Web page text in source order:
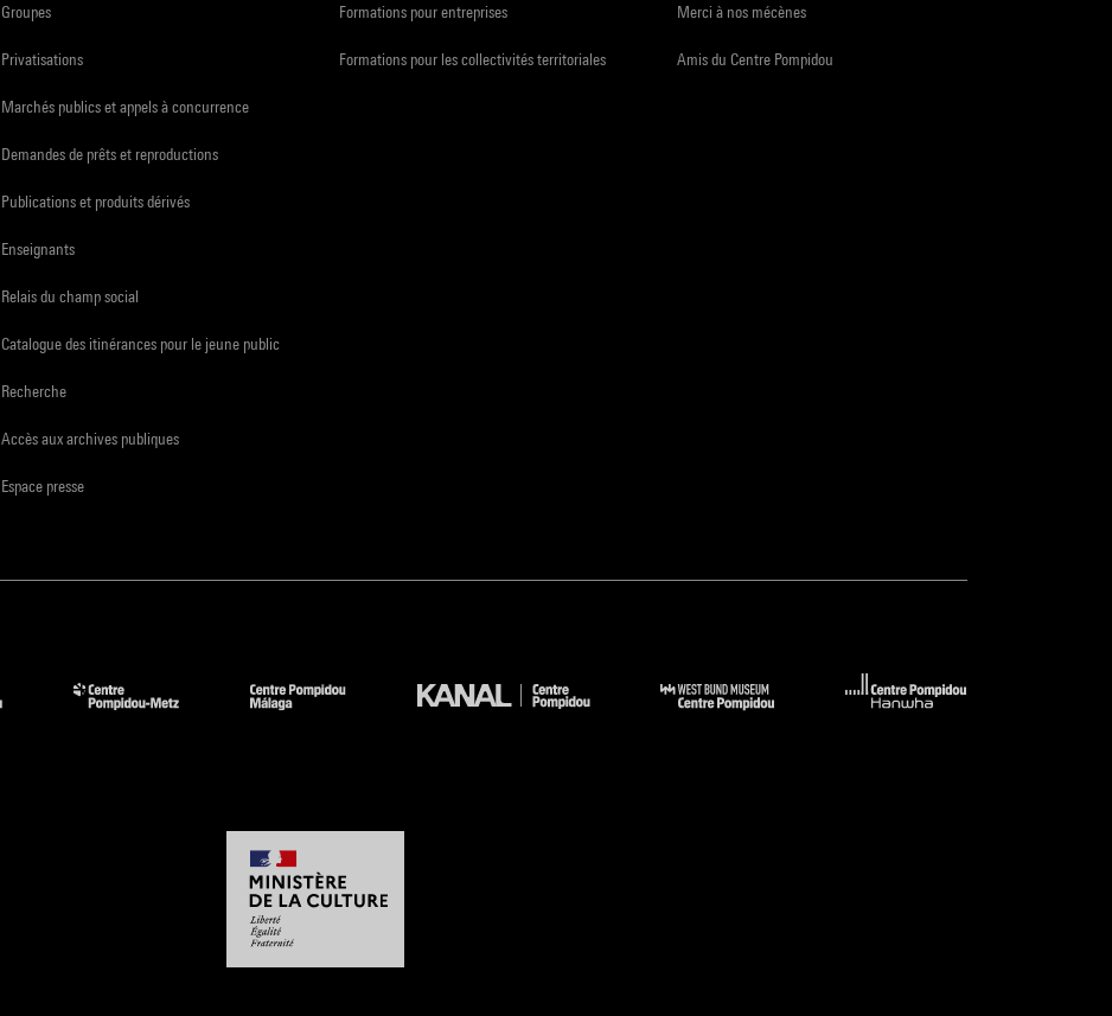
Groupes
Privatisations
Marchés publics et appels à concurrence
Demandes de prêts et reproductions
Publications et produits dérivés
Enseignants
Relais du champ social
Catalogue des itinérances pour le jeune public
Recherche
Accès aux archives publiques
Espace presse
Formations pour entreprises
Formations pour les collectivités territoriales
Merci à nos mécènes
Amis du Centre Pompidou